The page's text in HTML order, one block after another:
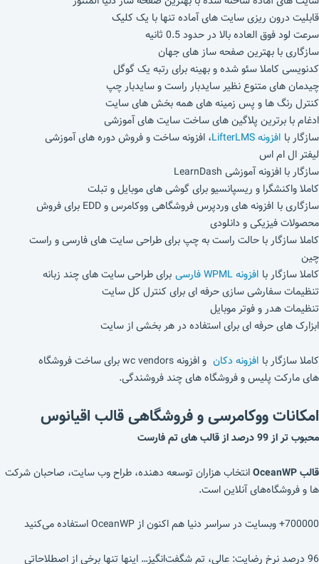
قابلیت درون ریزی سایت های آماده تنها با یک کلیک
سرعت لود فوق العاده بالا در حدود 0.5 ثانیه
سازگاری با بهترین صفحه ساز های جهان
کدنویسی کاملا سئو شده و بهینه برای رتبه یک گوگل
چیدمان های متنوع نظیر سایدبار راست و سایدبار چپ
کنترل رنگ ‌ها و پس ‌زمینه ‌های همه بخش های سایت
ادغام با برترین پلاگین های ساخت سایت های آموزشی
سازگار با افزونه LifterLMS
، افزونه ساخت و فروش دوره های آموزشی
لیفتر ال ام اس
سازگار با افزونه آموزشی LearnDash
کاملا واکنشگرا و ریسپانسیو برای گوشی های موبایل و تبلت
سازگاری با افزونه های وردپرس فروشگاهی ووکامرس و EDD برای فروش
محصولات فیزیکی و دانلودی
کاملا سازگار با حالت راست به چپ برای طراحی سایت های فارسی و راست
چین
کاملا سازگار با افزونه WPML فارسی
برای طراحی سایت های چند زبانه
تنظیمات سفارشی سازی حرفه ای برای کنترل کل سایت
تنظیمات هدر و فوتر موبایل
ابزارک های حرفه ای برای استفاده در هر بخشی از سایت
کاملا سازگار با افزونه دکان
و افزونه wc vendors برای ساخت فروشگاه
های مارکت پلیس و فروشگاه های چند فروشندگی.
امکانات ووکامرسی و فروشگاهیقالب اقیانوس
محبوب تر از 99 درصد از قالب های تم فارست
قالب OceanWP
انتخاب هزاران توسعه دهنده، طراح وب سایت، صاحبان شرکت
‌ها و فروشگاه‌های آنلاین است.
700000+ وبسایت در سراسر دنيا هم اکنون از OceanWP استفاده می‌کنید
96 درصد نرخ رضايت: عالی، تم شگفت‌انگیز… اینها تنها برخی از اصطلاحاتی